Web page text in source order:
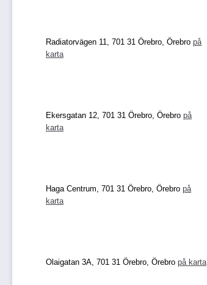
Radiatorvägen 11, 701 31 Örebro, Örebro på
karta
Ekersgatan 12, 701 31 Örebro, Örebro på
karta
Haga Centrum, 701 31 Örebro, Örebro på
karta
Olaigatan 3A, 701 31 Örebro, Örebro på karta